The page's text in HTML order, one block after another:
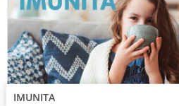
IMUNITA